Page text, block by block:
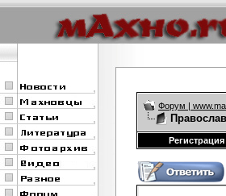
Форум |
Регистрация